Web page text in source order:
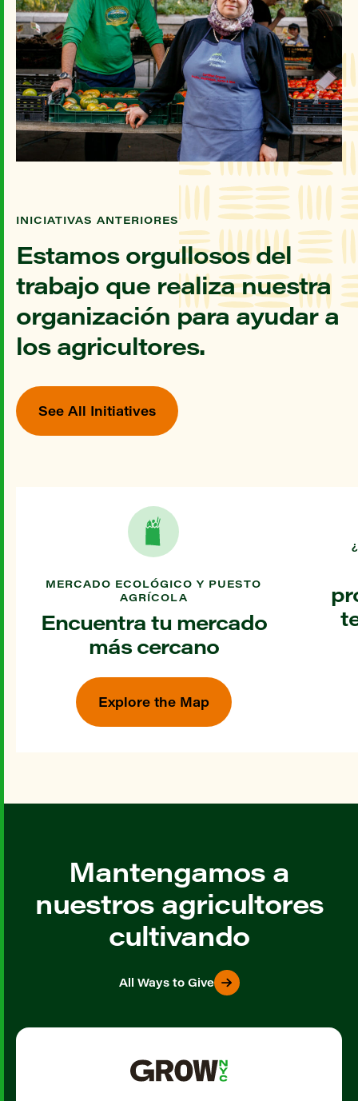
INICIATIVAS ANTERIORES
Estamos orgullosos del
trabajo que realiza nuestra
organización para ayudar a
los agricultores.
See All Initiatives
MERCADO ECOLÓGICO Y PUESTO
AGRÍCOLA
Encuentra tu mercado
más cercano
Explore the Map
Mantengamos a
nuestros agricultores
cultivando
All Ways to Give